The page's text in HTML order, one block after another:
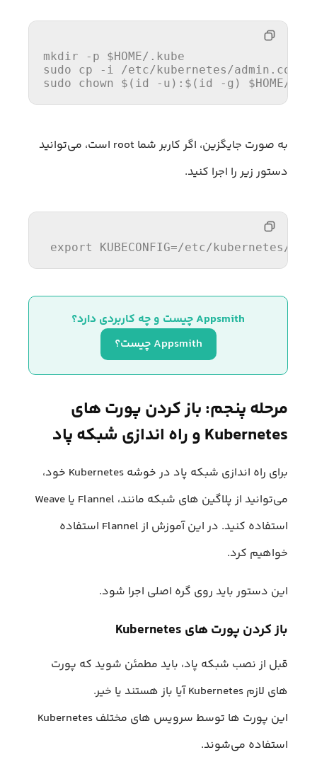
mkdir -p $HOME/.kube
sudo cp -i /etc/kubernetes/admin.conf
sudo chown $( id -u):$( id -g) $HOME/
به صورت جایگزین، اگر کاربر شما root است، می‌توانید
دستور زیر را اجرا کنید.
export KUBECONFIG=/etc/kubernetes/
Appsmith چیست و چه کاربردی دارد؟
Appsmith چیست؟
مرحله پنجم: باز کردن پورت های
Kubernetes و راه اندازی شبکه پاد
برای راه اندازی شبکه پاد در خوشه Kubernetes خود،
می‌توانید از پلاگین های شبکه مانند، Flannel یا Weave
استفاده کنید. در این آموزش از Flannel استفاده
خواهیم کرد.
این دستور باید روی گره اصلی اجرا شود.
باز کردن پورت های Kubernetes
قبل از نصب شبکه پاد، باید مطمئن شوید که پورت
های لازم Kubernetes آیا باز هستند یا خیر.
این پورت ها توسط سرویس های مختلف Kubernetes
استفاده می‌شوند.